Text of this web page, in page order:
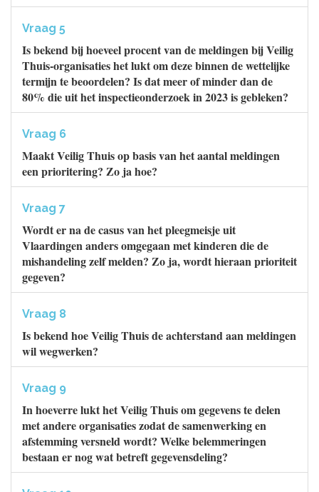
Vraag 5
Is bekend bij hoeveel procent van de meldingen bij Veilig
Thuis-organisaties het lukt om deze binnen de wettelijke
termijn te beoordelen? Is dat meer of minder dan de
80% die uit het inspectieonderzoek in 2023 is gebleken?
Vraag 6
Maakt Veilig Thuis op basis van het aantal meldingen
een prioritering? Zo ja hoe?
Vraag 7
Wordt er na de casus van het pleegmeisje uit
Vlaardingen anders omgegaan met kinderen die de
mishandeling zelf melden? Zo ja, wordt hieraan prioriteit
gegeven?
Vraag 8
Is bekend hoe Veilig Thuis de achterstand aan meldingen
wil wegwerken?
Vraag 9
In hoeverre lukt het Veilig Thuis om gegevens te delen
met andere organisaties zodat de samenwerking en
afstemming versneld wordt? Welke belemmeringen
bestaan er nog wat betreft gegevensdeling?